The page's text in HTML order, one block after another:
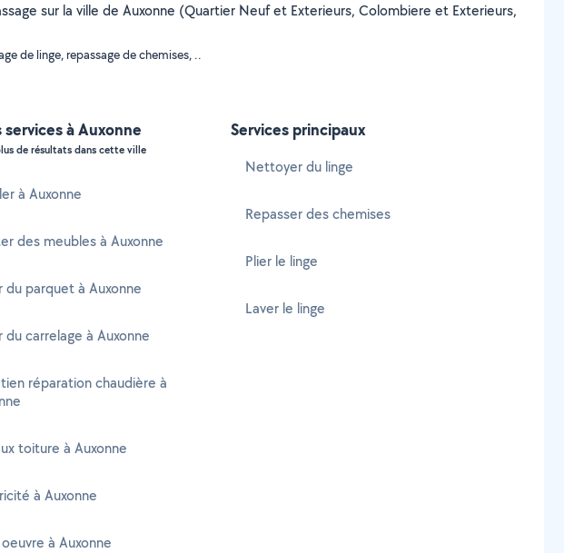
sur la ville de Auxonne (Quartier Neuf et Exterieurs, Colombiere et Exterieurs,
de linge, repassage de chemises, ..
à Auxonne
de résultats dans cette ville
à Auxonne
des meubles à Auxonne
du parquet à Auxonne
du carrelage à Auxonne
réparation chaudière à
toiture à Auxonne
à Auxonne
à Auxonne
Services principaux
Nettoyer du linge
Repasser des chemises
Plier le linge
Laver le linge